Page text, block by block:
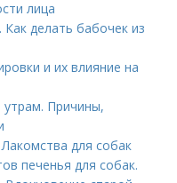
лица
делать бабочек из
и их влияние на
Причины,
для собак
печенья для собак.